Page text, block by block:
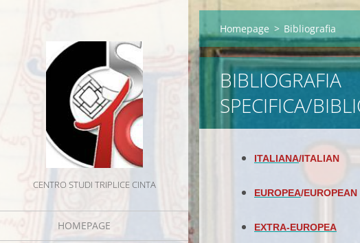
CENTRO STUDI TRIPLICE CINTA
HOMEPAGE
Homepage > Bibliografia
BIBLIOGRAFIA
SPECIFICA/
ITALIANA/ITALIAN
EUROPEA/EUROPEAN
EXTRA-EUROPEA